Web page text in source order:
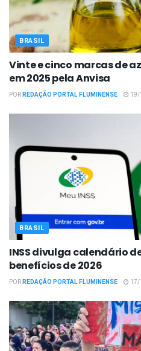
BRASIL
Vinte e cinco marcas de
em 2025 pela Anvisa
PORREDAÇÃO PORTAL FLUMINENSE
BRASIL
INSS divulga calendário
benefícios de 2026
PORREDAÇÃO PORTAL FLUMINENSE